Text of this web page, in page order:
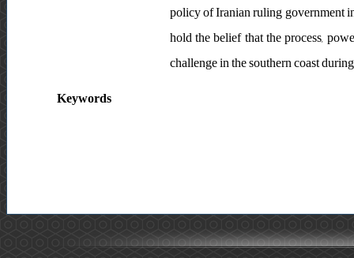
policy of Iranian ruling government
hold the belief that the process,
challenge in the southern coast
Keywords